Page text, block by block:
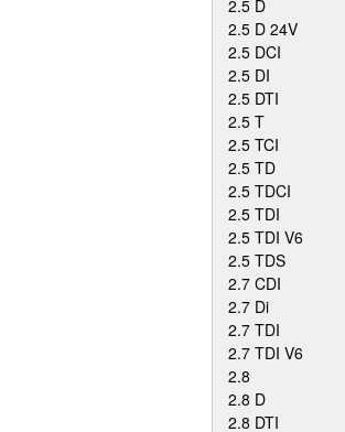
2.5 D
2.5 D 24V
2.5 DCI
2.5 DI
2.5 DTI
2.5 T
2.5 TCI
2.5 TD
2.5 TDCI
2.5 TDI
2.5 TDI V6
2.5 TDS
2.7 CDI
2.7 Di
2.7 TDI
2.7 TDI V6
2.8
2.8 D
2.8 DTI